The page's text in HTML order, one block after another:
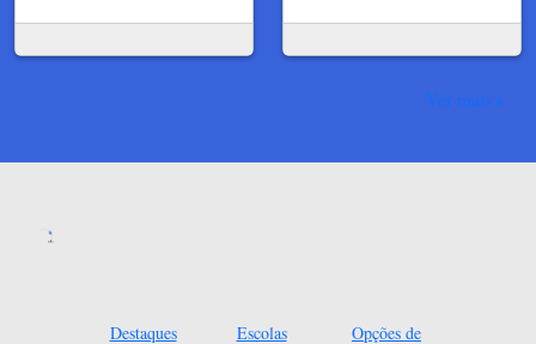
Ver mais
Destaques Escolas Opções de